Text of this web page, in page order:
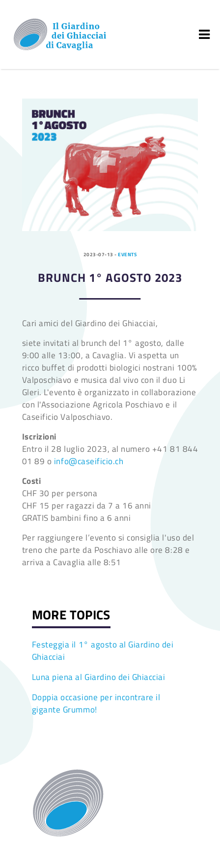
2023-07-13 -EVENTS
BRUNCH 1° AGOSTO 2023
Cari amici del Giardino dei Ghiacciai,
siete invitati al brunch del 1° agosto, dalle
9:00 alle 13:00, a Cavaglia. Vi aspetta un
ricco buffet di prodotti biologici nostrani 100%
Valposchiavo e musica dal vivo con il duo Li
Gleri. L'evento è organizzato in collaborazione
con l'Associazione Agricola Poschiavo e il
Caseificio Valposchiavo.
Iscrizioni
Entro il 28 luglio 2023, al numero +41 81 844
01 89 o info@caseificio.ch
Costi
CHF 30 per persona
CHF 15 per ragazzi da 7 a 16 anni
GRATIS bambini fino a 6 anni
Per raggiungere l’evento si consiglia l'uso del
treno che parte da Poschiavo alle ore 8:28 e
arriva a Cavaglia alle 8:51
MORE TOPICS
Festeggia il 1° agosto al Giardino dei
Ghiacciai
Luna piena al Giardino dei Ghiacciai
Doppia occasione per incontrare il
gigante Grummo!